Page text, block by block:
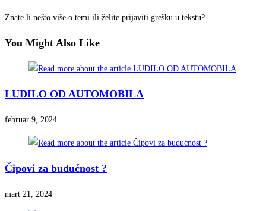
Znate li nešto više o temi ili želite prijaviti grešku u tekstu?
You Might Also Like
LUDILO OD AUTOMOBILA
februar 9, 2024
Čipovi za budućnost ?
mart 21, 2024